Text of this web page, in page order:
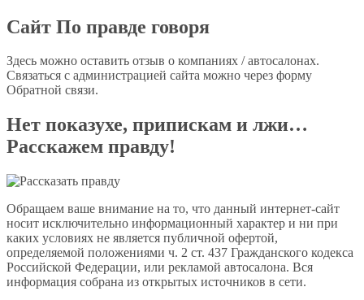
Сайт По правде говоря
Здесь можно оставить отзыв о компаниях / автосалонах.
Связаться с администрацией сайта можно через форму
Обратной связи.
Нет показухе, припискам и лжи…
Расскажем правду!
Обращаем ваше внимание на то, что данный интернет-сайт
носит исключительно информационный характер и ни при
каких условиях не является публичной офертой,
определяемой положениями ч. 2 ст. 437 Гражданского кодекса
Российской Федерации, или рекламой автосалона. Вся
информация собрана из открытых источников в сети.